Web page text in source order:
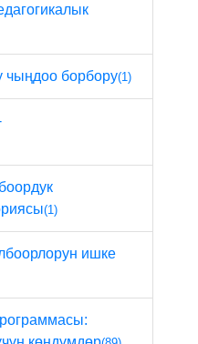
чыңдоо борбору(1)
(1)
ишке